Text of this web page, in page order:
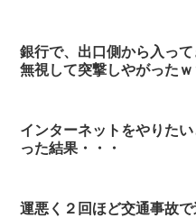
銀行で、出口側から入っ
無視して突撃しやがった
インターネットをやりた
った結果・・・
運悪く２回ほど交通事故